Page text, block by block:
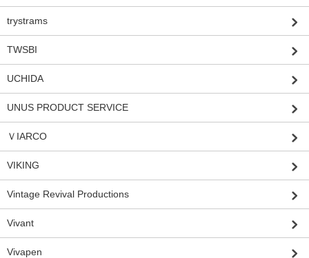
trystrams
TWSBI
UCHIDA
UNUS PRODUCT SERVICE
ＶIARCO
VIKING
Vintage Revival Productions
Vivant
Vivapen